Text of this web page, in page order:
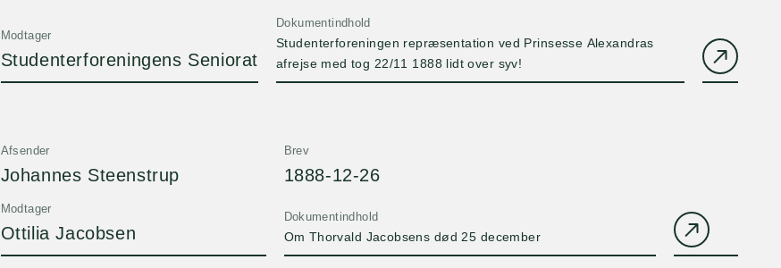
Modtager
Studenterforeningens Seniorat
Dokumentindhold
Studenterforeningen repræsentation ved Prinsesse Alexandras
afrejse med tog 22/11 1888 lidt over syv!
Afsender
Johannes Steenstrup
Brev
1888-12-26
Modtager
Ottilia Jacobsen
Dokumentindhold
Om Thorvald Jacobsens død 25 december